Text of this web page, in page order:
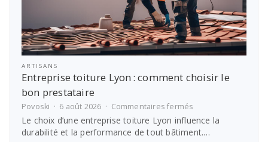
ARTISANS
Entreprise toiture Lyon : comment choisir le
bon prestataire
Povoski 6 août 2026 Commentaires fermés
Entreprise
toiture
Lyon :
Le choix d’une entreprise toiture Lyon influence la
durabilité et la performance de tout bâtiment.…